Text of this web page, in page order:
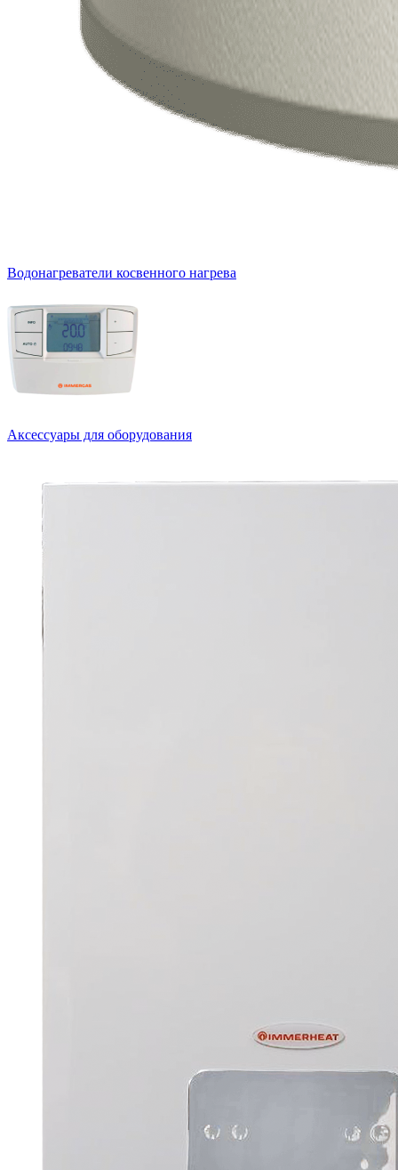
Водонагреватели косвенного нагрева
Аксессуары для оборудования